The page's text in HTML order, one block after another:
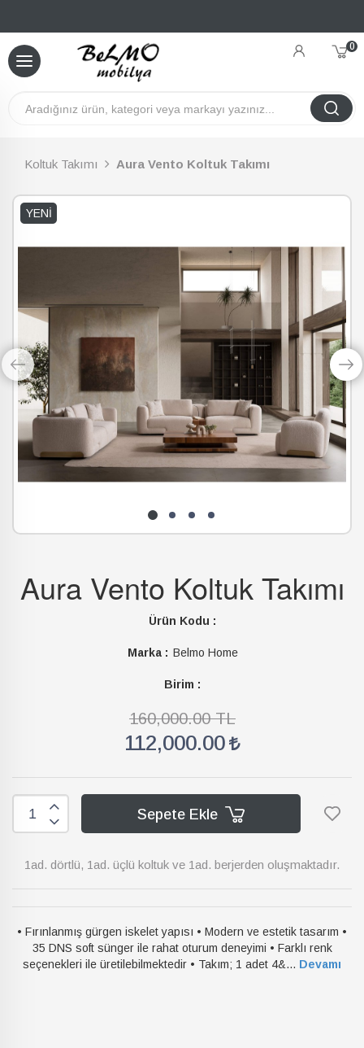
0
Koltuk Takımı Aura Vento Koltuk Takımı
YENI
Aura Vento Koltuk Takımı
Ürün Kodu :
Marka : Belmo Home
Birim :
160,000.00 TL
112,000.00
Sepete Ekle
1ad. dörtlü, 1ad. üçlü koltuk ve 1ad. berjerden oluşmaktadır.
• Fırınlanmış gürgen iskelet yapısı • Modern ve estetik tasarım •
35 DNS soft sünger ile rahat oturum deneyimi • Farklı renk
seçenekleri ile üretilebilmektedir • Takım; 1 adet 4&... Devamı